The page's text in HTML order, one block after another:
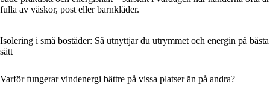
fulla av väskor, post eller barnkläder.
Isolering i små bostäder: Så utnyttjar du utrymmet och energin på bästa
sätt
Varför fungerar vindenergi bättre på vissa platser än på andra?